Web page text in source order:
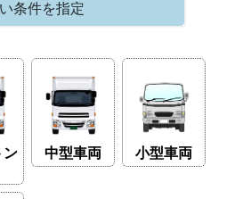
条件を指定
ン
中型車両 小型車両